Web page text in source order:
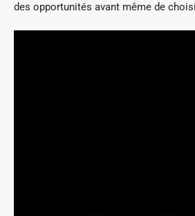
des opportunités avant même de